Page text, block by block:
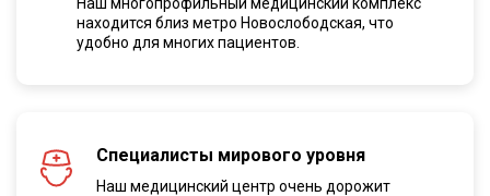
находится близ метро Новослободская, что
удобно для многих пациентов.
Специалисты мирового уровня
Наш медицинский центр очень дорожит